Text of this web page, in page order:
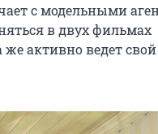
с модельными
в двух фильмах
же активно ведет свой